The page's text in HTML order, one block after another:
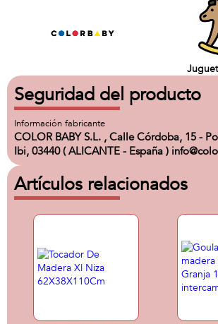
Seguridad del producto
Información fabricante
COLOR BABY S.L. , Calle Córdoba, 15 -
Ibi, 03440 ( ALICANTE - España )
Artículos relacionados